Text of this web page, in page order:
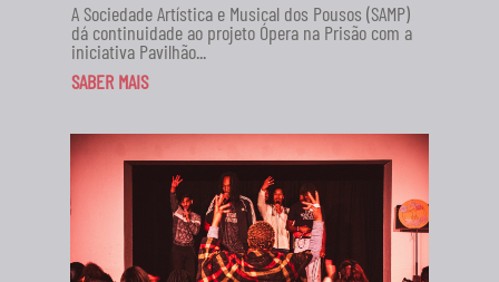
A Sociedade Artística e Musical dos Pousos (SAMP)
dá continuidade ao projeto Ópera na Prisão com a
iniciativa Pavilhão...
SABER MAIS